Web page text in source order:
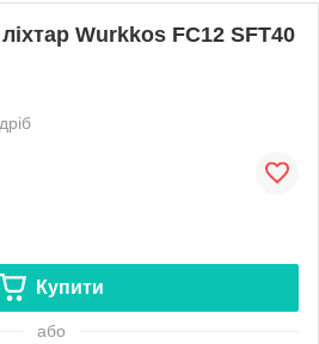
Wurkkos FC12 SFT40
Купити
або